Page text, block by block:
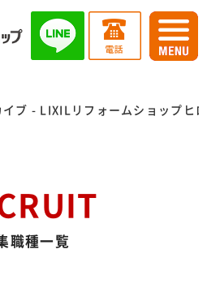
イブ - LIXILリフォームショップヒ
職種一覧